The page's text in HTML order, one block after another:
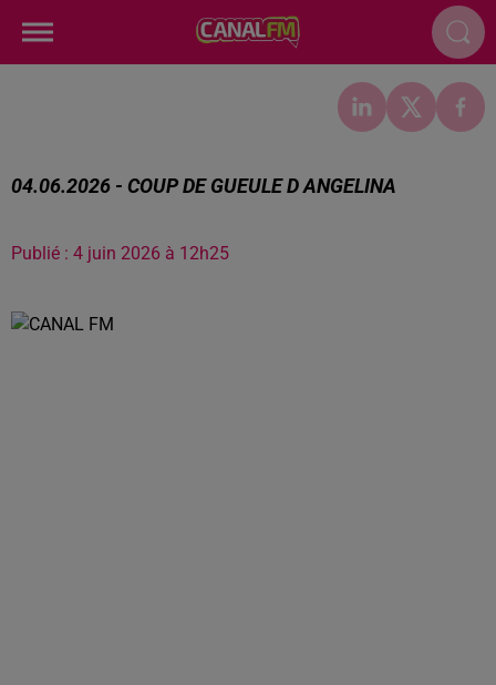
04.06.2026 - COUP DE GUEULE D ANGELINA
Publié : 4 juin 2026 à 12h25